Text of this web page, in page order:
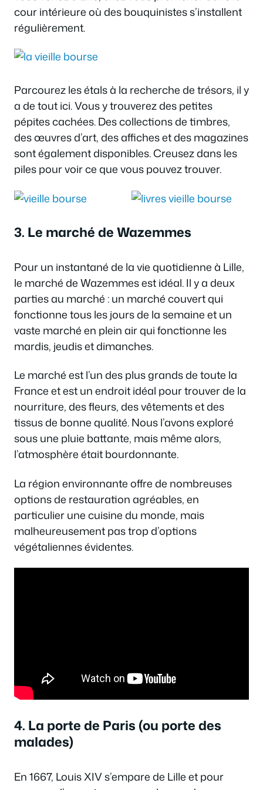
cour intérieure où des bouquinistes s’installent
régulièrement.
Parcourez les étals à la recherche de trésors, il y
a de tout ici. Vous y trouverez des petites
pépites cachées. Des collections de timbres,
des œuvres d’art, des affiches et des magazines
sont également disponibles. Creusez dans les
piles pour voir ce que vous pouvez trouver.
3. Le marché de Wazemmes
Pour un instantané de la vie quotidienne à Lille,
le marché de Wazemmes est idéal. Il y a deux
parties au marché : un marché couvert qui
fonctionne tous les jours de la semaine et un
vaste marché en plein air qui fonctionne les
mardis, jeudis et dimanches.
Le marché est l’un des plus grands de toute la
France et est un endroit idéal pour trouver de la
nourriture, des fleurs, des vêtements et des
tissus de bonne qualité. Nous l’avons exploré
sous une pluie battante, mais même alors,
l’atmosphère était bourdonnante.
La région environnante offre de nombreuses
options de restauration agréables, en
particulier une cuisine du monde, mais
malheureusement pas trop d’options
végétaliennes évidentes.
4. La porte de Paris (ou porte des
malades)
En 1667, Louis XIV s’empare de Lille et pour